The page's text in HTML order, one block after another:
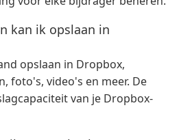
kan ik opslaan in
opslaan in Dropbox,
foto's, video's en meer. De
van je Dropbox-